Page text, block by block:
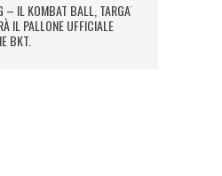
– IL KOMBAT BALL, TARGATO
IL PALLONE UFFICIALE
BKT.